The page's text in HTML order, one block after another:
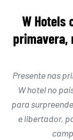
W Hotels
primavera,
Presente nas
W hotel no
para
e libertador,